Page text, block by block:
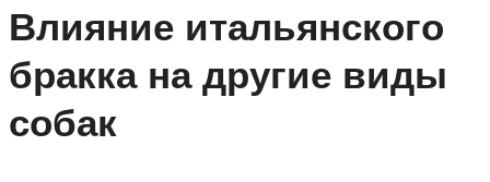
Влияние итальянского
бракка на другие виды
собак